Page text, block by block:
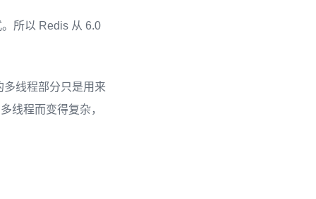
所以 Redis 从 6.0
线程部分只是用来
线程而变得复杂，